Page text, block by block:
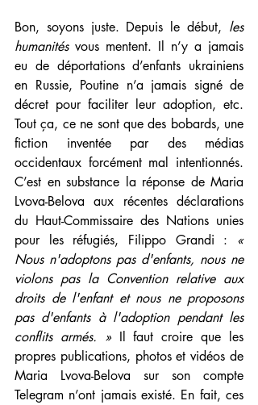
Bon, soyons juste. Depuis le début, les
humanités vous mentent. Il n’y a jamais
eu de déportations d’enfants ukrainiens
en Russie, Poutine n’a jamais signé de
décret pour faciliter leur adoption, etc.
Tout ça, ce ne sont que des bobards, une
fiction inventée par des médias
occidentaux forcément mal intentionnés.
C’est en substance la réponse de Maria
Lvova-Belova aux récentes déclarations
du Haut-Commissaire des Nations unies
pour les réfugiés, Filippo Grandi : «
Nous n'adoptons pas d'enfants, nous ne
violons pas la Convention relative aux
droits de l'enfant et nous ne proposons
pas d'enfants à l'adoption pendant les
conflits armés. » Il faut croire que les
propres publications, photos et vidéos de
Maria Lvova-Belova sur son compte
Telegram n’ont jamais existé. En fait, ces